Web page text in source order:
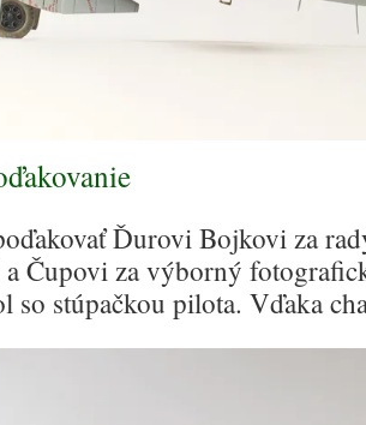
Ďurovi Bojkovi za
Čupovi za výborný
so stúpačkou pilota. Vďaka